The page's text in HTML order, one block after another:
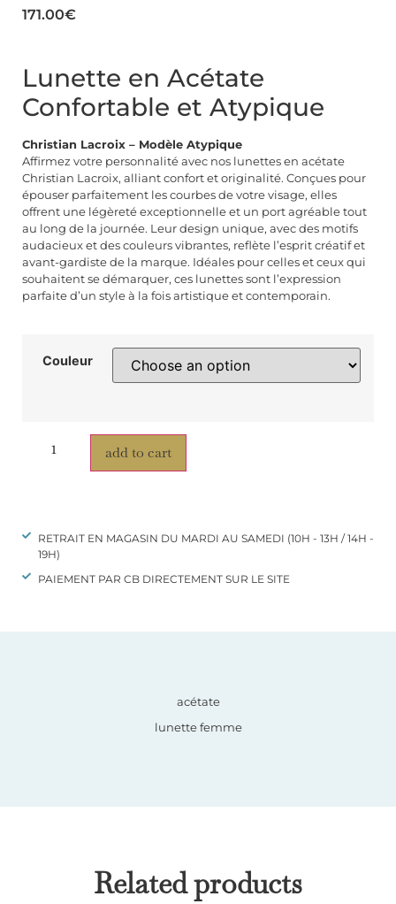
171.00€
Lunette en Acétate
Confortable et Atypique
Christian Lacroix – Modèle Atypique
Affirmez votre personnalité avec nos lunettes en acétate
Christian Lacroix, alliant confort et originalité. Conçues pour
épouser parfaitement les courbes de votre visage, elles
offrent une légèreté exceptionnelle et un port agréable tout
au long de la journée. Leur design unique, avec des motifs
audacieux et des couleurs vibrantes, reflète l’esprit créatif et
avant-gardiste de la marque. Idéales pour celles et ceux qui
souhaitent se démarquer, ces lunettes sont l’expression
parfaite d’un style à la fois artistique et contemporain.
Couleur
add to cart
RETRAIT EN MAGASIN DU MARDI AU SAMEDI (10H - 13H / 14H -
19H)
PAIEMENT PAR CB DIRECTEMENT SUR LE SITE
acétate
lunette femme
Related products